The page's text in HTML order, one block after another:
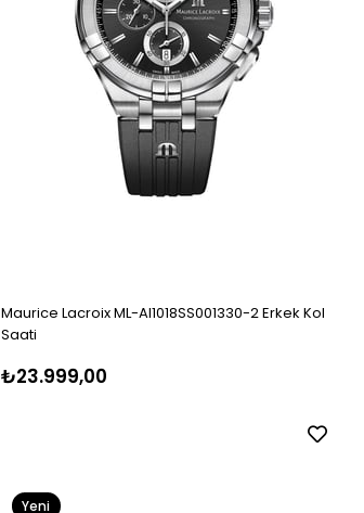
Maurice Lacroix ML-AI1018SS001330-2 Erkek Kol
Saati
₺23.999,00
Yeni